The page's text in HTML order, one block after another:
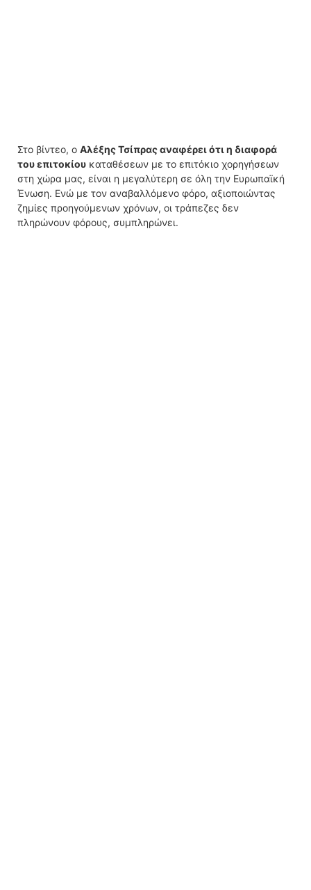
Στο βίντεο, ο Αλέξης Τσίπρας αναφέρει ότι η διαφορά
του επιτοκίου καταθέσεων με το επιτόκιο χορηγήσεων
στη χώρα μας, είναι η μεγαλύτερη σε όλη την Ευρωπαϊκή
Ένωση. Ενώ με τον αναβαλλόμενο φόρο, αξιοποιώντας
ζημίες προηγούμενων χρόνων, οι τράπεζες δεν
πληρώνουν φόρους, συμπληρώνει.